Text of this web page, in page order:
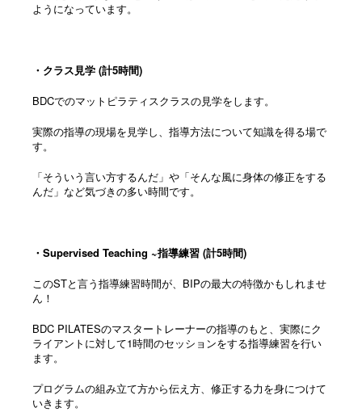
ようになっています。
・クラス見学 (計5時間)
BDCでのマットピラティスクラスの見学をします。
実際の指導の現場を見学し、指導方法について知識を得る場で
す。
「そういう言い方するんだ」や「そんな風に身体の修正をする
んだ」など気づきの多い時間です。
・Supervised Teaching ~指導練習 (計5時間)
このSTと言う指導練習時間が、BIPの最大の特徴かもしれませ
ん！
BDC PILATESのマスタートレーナーの指導のもと、実際にク
ライアントに対して1時間のセッションをする指導練習を行い
ます。
プログラムの組み立て方から伝え方、修正する力を身につけて
いきます。